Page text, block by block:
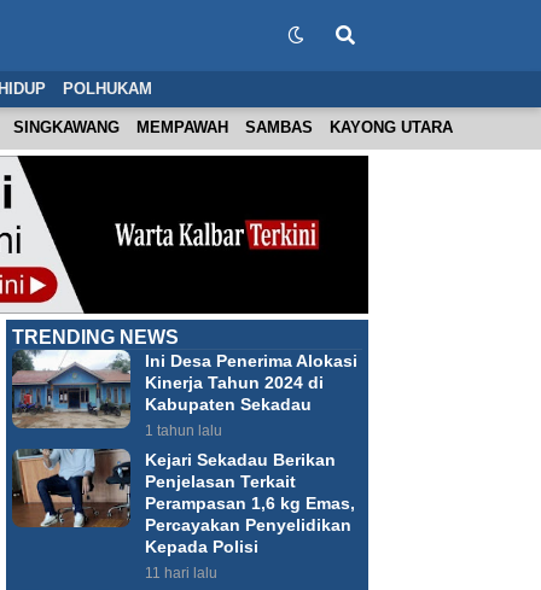
POLHUKAM
SINGKAWANG MEMPAWAH SAMBAS KAYONG UTARA
TRENDING NEWS
Ini Desa Penerima Alokasi
Kinerja Tahun 2024 di
Kabupaten Sekadau
1 tahun lalu
Kejari Sekadau Berikan
Penjelasan Terkait
Perampasan 1,6 kg Emas,
Percayakan Penyelidikan
Kepada Polisi
11 hari lalu